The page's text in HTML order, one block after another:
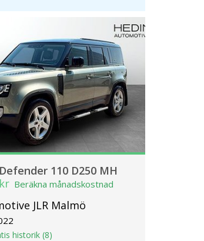
110 D250 MH
Beräkna månadskostnad
JLR Malmö
historik (8)